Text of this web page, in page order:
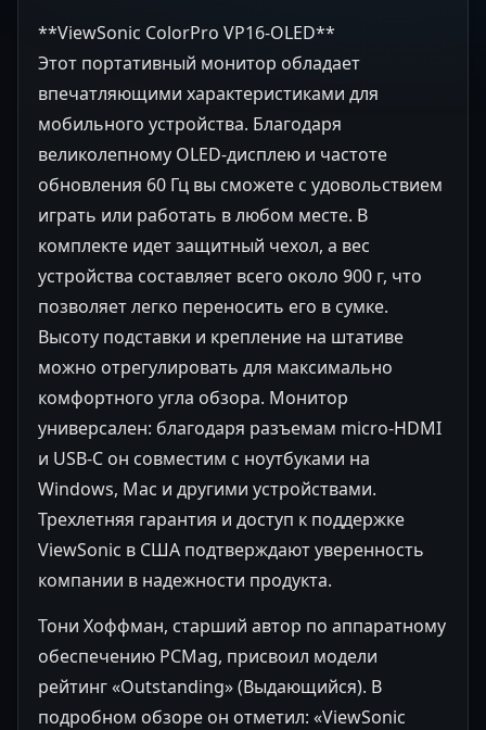
**ViewSonic ColorPro VP16-OLED**
Этот портативный монитор обладает
впечатляющими характеристиками для
мобильного устройства. Благодаря
великолепному OLED-дисплею и частоте
обновления 60 Гц вы сможете с удовольствием
играть или работать в любом месте. В
комплекте идет защитный чехол, а вес
устройства составляет всего около 900 г, что
позволяет легко переносить его в сумке.
Высоту подставки и крепление на штативе
можно отрегулировать для максимально
комфортного угла обзора. Монитор
универсален: благодаря разъемам micro-HDMI
и USB-C он совместим с ноутбуками на
Windows, Mac и другими устройствами.
Трехлетняя гарантия и доступ к поддержке
ViewSonic в США подтверждают уверенность
компании в надежности продукта.
Тони Хоффман, старший автор по аппаратному
обеспечению PCMag, присвоил модели
рейтинг «Outstanding» (Выдающийся). В
подробном обзоре он отметил: «ViewSonic